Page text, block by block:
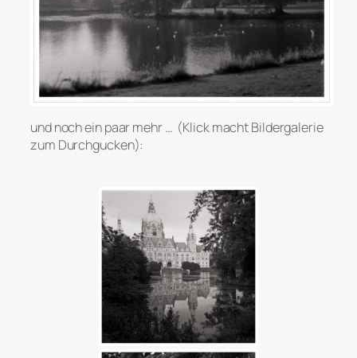
und noch ein paar mehr … (Klick macht Bildergalerie
zum Durchgucken):